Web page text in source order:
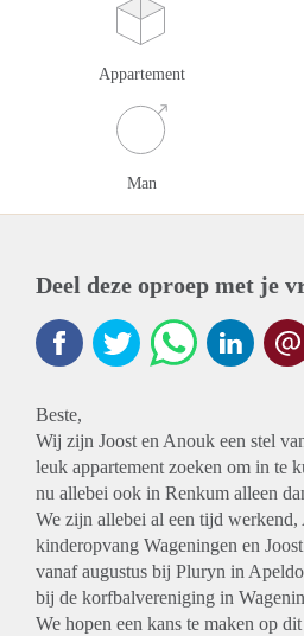
Appartement
Man
Deel deze oproep met je
Beste,
Wij zijn Joost en Anouk een stel
leuk appartement zoeken om in te
nu allebei ook in Renkum alleen
We zijn allebei al een tijd
kinderopvang Wageningen en
vanaf augustus bij Pluryn in
bij de korfbalvereniging in
We hopen een kans te maken op